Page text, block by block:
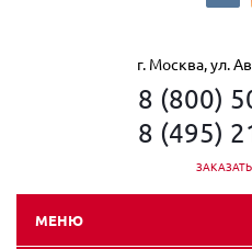
г. Москва, ул.
8 (800)
8 (495)
МЕНЮ